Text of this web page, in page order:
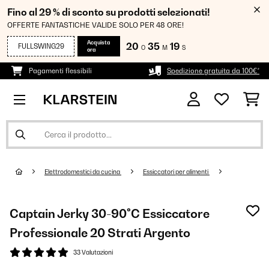
Fino al 29 % di sconto su prodotti selezionati!
OFFERTE FANTASTICHE VALIDE SOLO PER 48 ORE!
FULLSWING29
Acquista
ora
20 O 35 M 18 S
Pagamenti flessibili Spedizione gratuita da 100€*
Elettrodomestici da cucina Essiccatori per alimenti
Captain Jerky 30-90°C Essiccatore
Professionale 20 Strati Argento
33 Valutazioni